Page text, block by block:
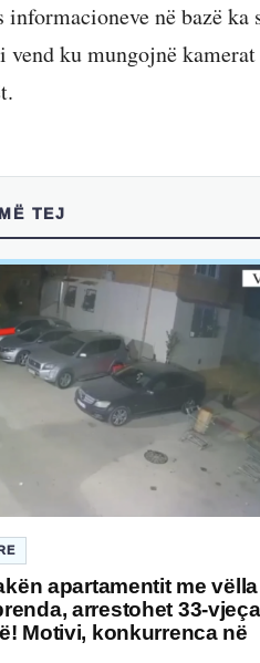
informacioneve në bazë
vend ku mungojnë
TEJ
apartamentit me
arrestohet 33-
Motivi, konkurrenca në